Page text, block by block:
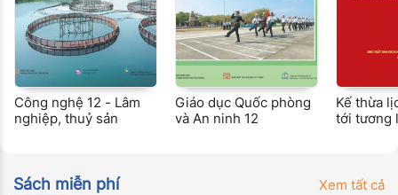
Công nghệ 12 - Lâm
nghiệp, thuỷ sản
Giáo dục Quốc phòng
và An ninh 12
Kế thừa
tới tương
Công
Sách miễn phí Xem tất cả